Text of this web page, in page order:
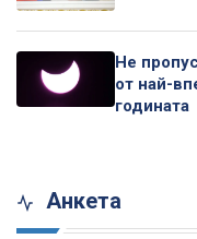
Не
от най-
годината
Анкета